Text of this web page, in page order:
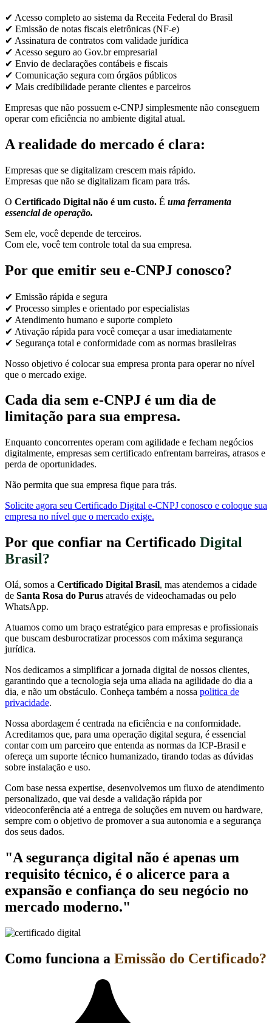
✔ Acesso completo ao sistema da Receita Federal do Brasil
✔ Emissão de notas fiscais eletrônicas (NF-e)
✔ Assinatura de contratos com validade jurídica
✔ Acesso seguro ao Gov.br empresarial
✔ Envio de declarações contábeis e fiscais
✔ Comunicação segura com órgãos públicos
✔ Mais credibilidade perante clientes e parceiros
Empresas que não possuem e-CNPJ simplesmente não conseguem
operar com eficiência no ambiente digital atual.
A realidade do mercado é clara:
Empresas que se digitalizam crescem mais rápido.
Empresas que não se digitalizam ficam para trás.
O Certificado Digital não é um custo. É uma ferramenta
essencial de operação.
Sem ele, você depende de terceiros.
Com ele, você tem controle total da sua empresa.
Por que emitir seu e-CNPJ conosco?
✔ Emissão rápida e segura
✔ Processo simples e orientado por especialistas
✔ Atendimento humano e suporte completo
✔ Ativação rápida para você começar a usar imediatamente
✔ Segurança total e conformidade com as normas brasileiras
Nosso objetivo é colocar sua empresa pronta para operar no nível
que o mercado exige.
Cada dia sem e-CNPJ é um dia de
limitação para sua empresa.
Enquanto concorrentes operam com agilidade e fecham negócios
digitalmente, empresas sem certificado enfrentam barreiras, atrasos e
perda de oportunidades.
Não permita que sua empresa fique para trás.
Solicite agora seu Certificado Digital e-CNPJ conosco e coloque sua
empresa no nível que o mercado exige.
Por que confiar na Certificado Digital
Brasil?
Olá, somos a Certificado Digital Brasil, mas atendemos a cidade
de Santa Rosa do Purus através de videochamadas ou pelo
WhatsApp.
Atuamos como um braço estratégico para empresas e profissionais
que buscam desburocratizar processos com máxima segurança
jurídica.
Nos dedicamos a simplificar a jornada digital de nossos clientes,
garantindo que a tecnologia seja uma aliada na agilidade do dia a
dia, e não um obstáculo. Conheça também a nossa politica de
privacidade.
Nossa abordagem é centrada na eficiência e na conformidade.
Acreditamos que, para uma operação digital segura, é essencial
contar com um parceiro que entenda as normas da ICP-Brasil e
ofereça um suporte técnico humanizado, tirando todas as dúvidas
sobre instalação e uso.
Com base nessa expertise, desenvolvemos um fluxo de atendimento
personalizado, que vai desde a validação rápida por
videoconferência até a entrega de soluções em nuvem ou hardware,
sempre com o objetivo de promover a sua autonomia e a segurança
dos seus dados.
"A segurança digital não é apenas um
requisito técnico, é o alicerce para a
expansão e confiança do seu negócio no
mercado moderno."
Como funciona a Emissão do Certificado?